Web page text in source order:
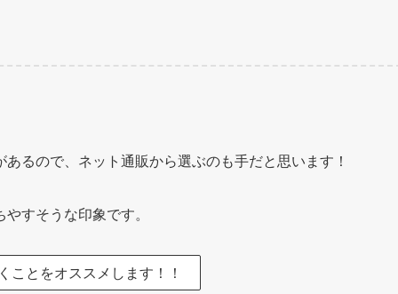
るので、ネット通販から選ぶのも手だと思います！
すそうな印象です。
ことをオススメします！！